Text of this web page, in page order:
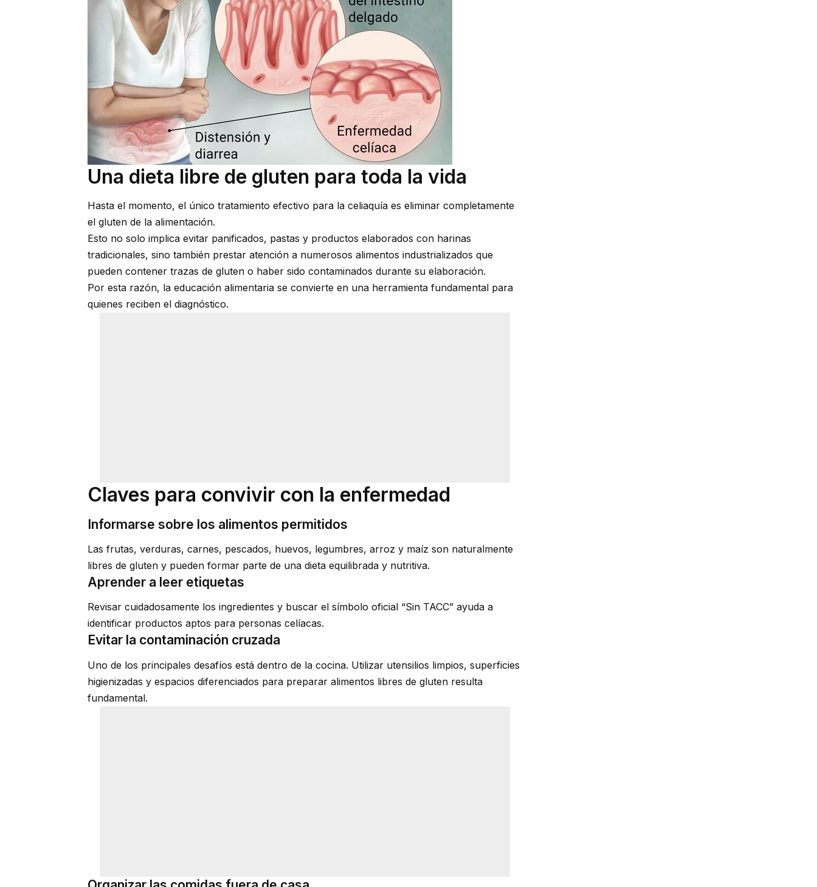
Una dieta libre de gluten para toda la vida
Hasta el momento, el único tratamiento efectivo para la celiaquía es eliminar completamente
el gluten de la alimentación.
Esto no solo implica evitar panificados, pastas y productos elaborados con harinas
tradicionales, sino también prestar atención a numerosos alimentos industrializados que
pueden contener trazas de gluten o haber sido contaminados durante su elaboración.
Por esta razón, la educación alimentaria se convierte en una herramienta fundamental para
quienes reciben el diagnóstico.
Claves para convivir con la enfermedad
Informarse sobre los alimentos permitidos
Las frutas, verduras, carnes, pescados, huevos, legumbres, arroz y maíz son naturalmente
libres de gluten y pueden formar parte de una dieta equilibrada y nutritiva.
Aprender a leer etiquetas
Revisar cuidadosamente los ingredientes y buscar el símbolo oficial “Sin TACC” ayuda a
identificar productos aptos para personas celíacas.
Evitar la contaminación cruzada
Uno de los principales desafíos está dentro de la cocina. Utilizar utensilios limpios, superficies
higienizadas y espacios diferenciados para preparar alimentos libres de gluten resulta
fundamental.